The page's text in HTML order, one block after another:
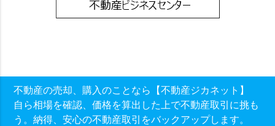
不動産の売却、購入のことなら【不動産ジカネット】
自ら相場を確認、価格を算出した上で不動産取引に挑も
う。納得、安心の不動産取引をバックアップします。